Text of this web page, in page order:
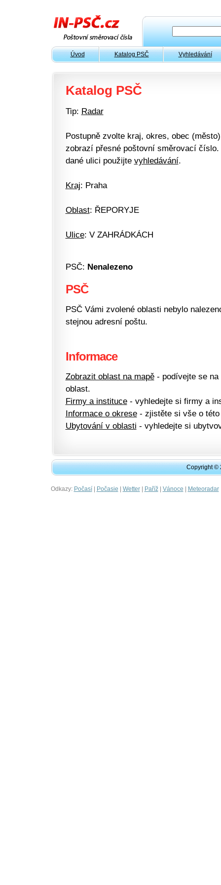
Úvod Katalog PSČ Vyhledávání
Katalog PSČ
Tip: Radar
Postupně zvolte kraj, okres, obec
zobrazí přesné poštovní směrovací
dané ulici použijte vyhledávání.
Kraj: Praha
Oblast: ŘEPORYJE
Ulice: V ZAHRÁDKÁCH
PSČ: Nenalezeno
PSČ
PSČ Vámi zvolené oblasti nebylo
stejnou adresní poštu.
Informace
Zobrazit oblast na mapě- podívejte se na
oblast.
Firmy a instituce- vyhledejte si firmy a
Informace o okrese- zjistěte si vše o této
Ubytování v oblasti - vyhledejte si
Copyright ©
Odkazy: Počasí| Počasie | Wetter| Paříž| Vánoce | Meteoradar